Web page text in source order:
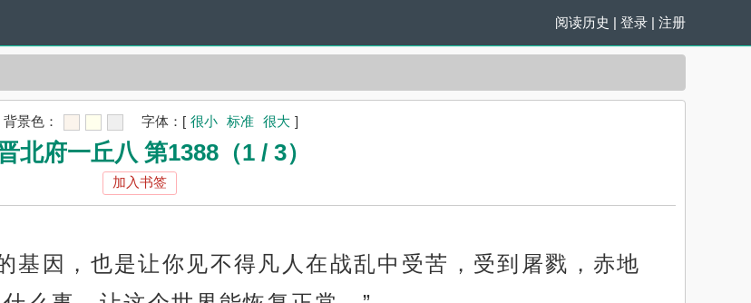
阅读历史 | 登录 | 注册
背景色： 字体： [ 很小 标准 很大 ]
北府一丘八 第1388（1 / 3）
加入书签
基因，也是让你见不得凡人在战乱中受苦，受到屠戮，赤地